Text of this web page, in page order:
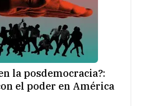
la posdemocracia?:
el poder en América